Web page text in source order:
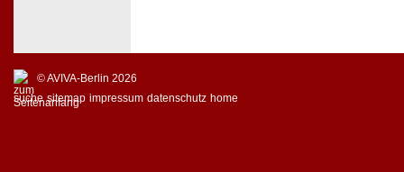
© AVIVA-Berlin 2026
suche sitemap impressum datenschutz home